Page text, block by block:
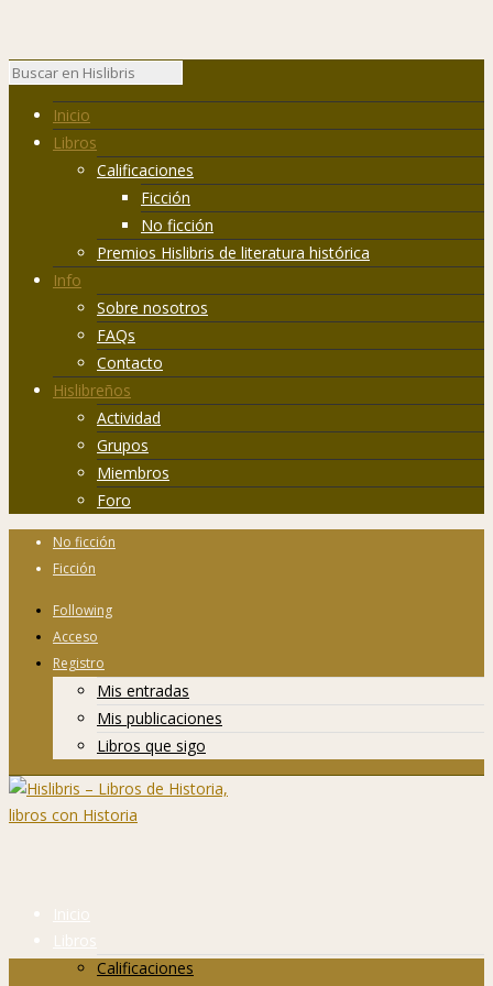
Inicio
Libros
Calificaciones
Ficción
No ficción
Premios Hislibris de literatura histórica
Info
Sobre nosotros
FAQs
Contacto
Hislibreños
Actividad
Grupos
Miembros
Foro
No ficción
Ficción
Following
Acceso
Registro
Mis entradas
Mis publicaciones
Libros que sigo
Inicio
Libros
Calificaciones